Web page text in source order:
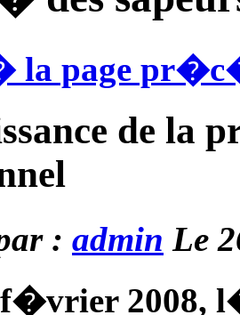
la page
de la
: admin Le
f�vrier 2008,